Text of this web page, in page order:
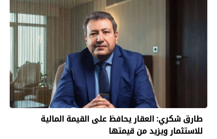
طارق شكري: العقار يحافظ على القيمة المالية
للاستثمار ويزيد من قيمتها